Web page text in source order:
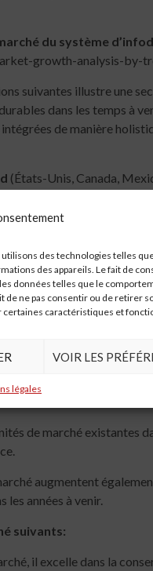
des technologies telles
des appareils. Le fait de
données telles que le
de ne pas consentir ou de retirer
caractéristiques et
VOIR LES
légales
du système
growth-analysis-by-
suivantes illustre une
dans les temps à
de manière
(États-Unis, Canada,
du Sud, ASEAN, Inde,
[email protected]
cette section
habituelle. Le
de produits et de
également
de marché existantes
augmentent
années à venir.
suivants:
il excelle dans la